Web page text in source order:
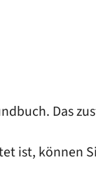
Das
ist, können